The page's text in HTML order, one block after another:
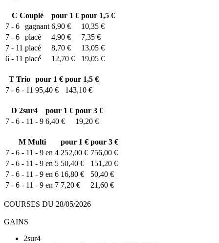
C Couplé pour 1 € pour 1,5 €
7 - 6
gagnant 6,90 €
10,35 €
7 - 6
placé 4,90 €
7,35 €
7 - 11 placé 8,70 €
13,05 €
6 - 11 placé 12,70 € 19,05 €
TTrio pour 1 € pour 1,5 €
7 - 6 - 11 95,40 € 143,10 €
D 2sur4 pour 1 € pour 3 €
7 - 6 - 11 - 9 6,40 € 19,20 €
MMulti pour 1 € pour 3 €
7 - 6 - 11 - 9 en 4 252,00 € 756,00 €
7 - 6 - 11 - 9 en 5 50,40 €
151,20 €
7 - 6 - 11 - 9 en 6 16,80 €
50,40 €
7 - 6 - 11 - 9 en 7 7,20 € 21,60 €
COURSES DU 28/05/2026
GAINS
2sur4